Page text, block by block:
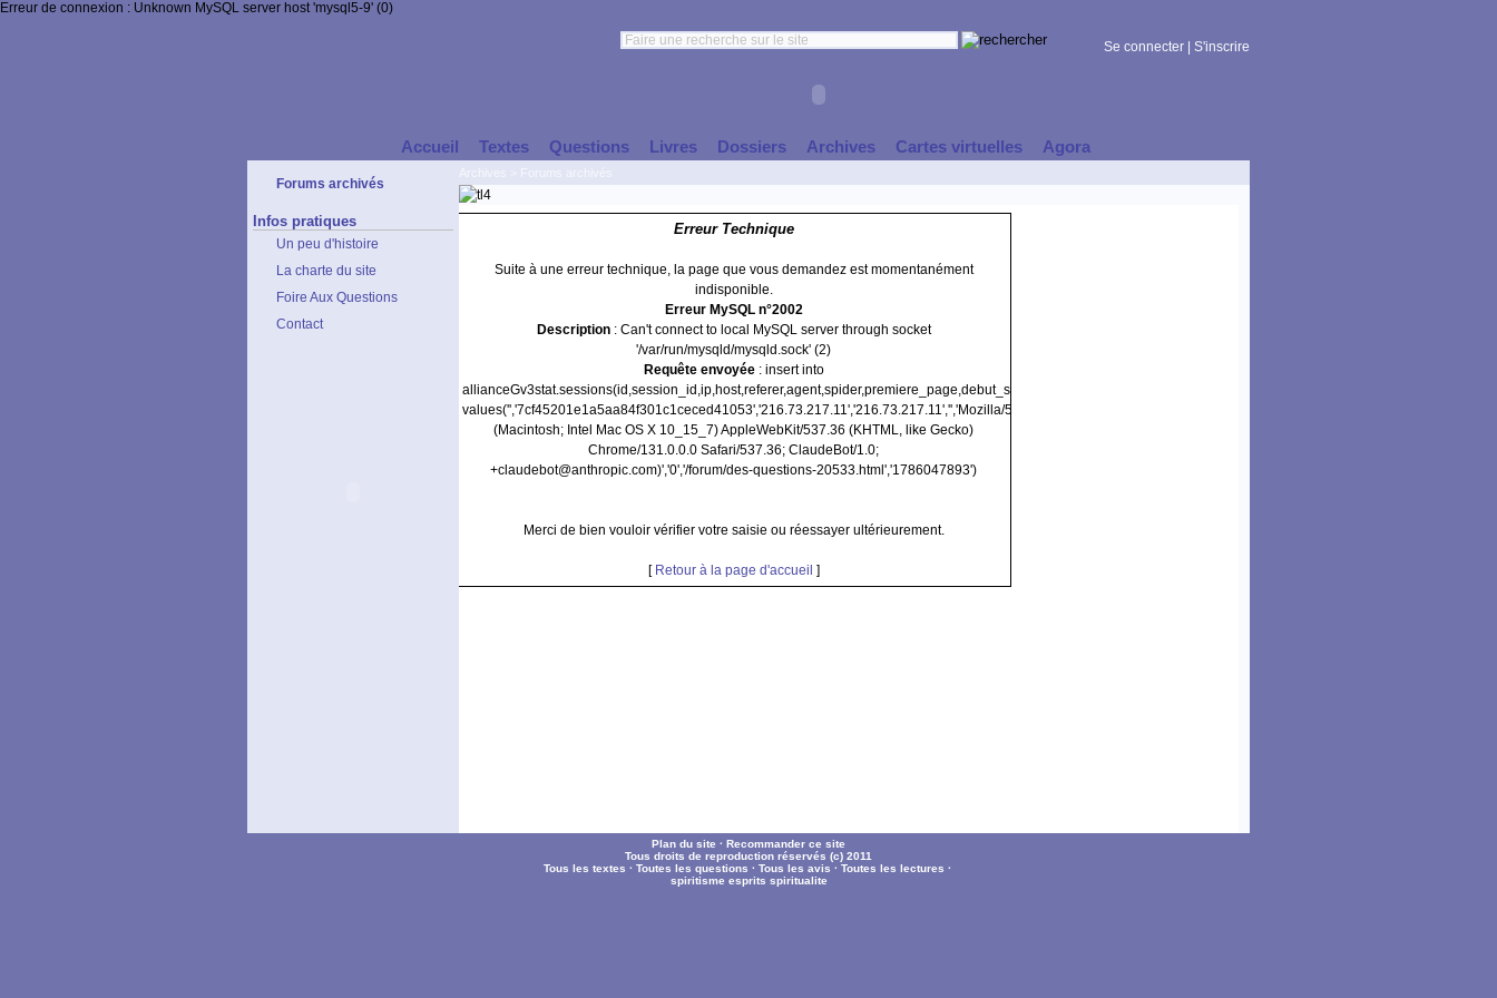
Erreur de connexion : Unknown MySQL server host 'mysql5-9' (0)
Se connecter S'inscrire
Accueil Textes Questions Livres Dossiers Archives Cartes virtuelles Agora
Forums archivés
Infos pratiques
Un peu d'histoire
La charte du site
Foire Aux Questions
Contact
Erreur Technique
Suite à une erreur technique, la page que vous demandez est momentanément
indisponible.
Erreur MySQL n°2002
Description: Can't connect to local MySQL server through socket
'/var/run/mysqld/mysqld.sock' (2)
Requête envoyée: insert into
allianceGv3stat.sessions(id,session_id,ip,host,referer,agent,spider,premiere_page,debut_session)
values('','7cf45201e1a5aa84f301c1ceced41053','216.73.217.11','216.73.217.11','','Mozilla/5.0
(Macintosh; Intel Mac OS X 10_15_7) AppleWebKit/537.36 (KHTML, like Gecko)
Chrome/131.0.0.0 Safari/537.36; ClaudeBot/1.0;
+claudebot@anthropic.com)','0','/forum/des-questions-20533.html','1786047893')
Merci de bien vouloir vérifier votre saisie ou réessayer ultérieurement.
[ Retour à la page d'accueil ]
Plan du site · Recommander ce site
Tous droits de reproduction réservés (c) 2011
Tous les textes · Toutes les questions · Tous les avis · Toutes les lectures ·
spiritisme esprits spiritualite